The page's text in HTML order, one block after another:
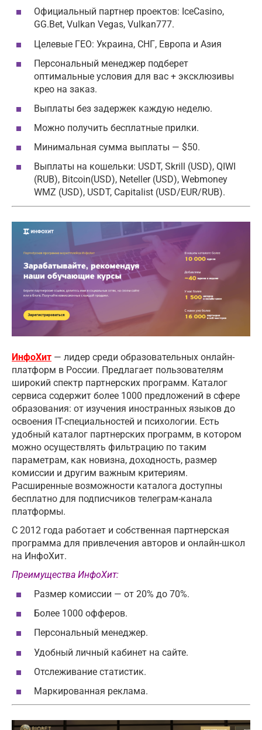
Официальный партнер проектов: IceCasino,
GG.Bet, Vulkan Vegas, Vulkan777.
Целевые ГЕО: Украина, СНГ, Европа и Азия
Персональный менеджер подберет
оптимальные условия для вас + эксклюзивы
крео на заказ.
Выплаты без задержек каждую неделю.
Можно получить бесплатные прилки.
Минимальная сумма выплаты — $50.
Выплаты на кошельки: USDT, Skrill (USD), QIWI
(RUB), Bitcoin(USD), Neteller (USD), Webmoney
WMZ (USD), USDT, Capitalist (USD/EUR/RUB).
ИнфоХит — лидер среди образовательных онлайн-
платформ в России. Предлагает пользователям
широкий спектр партнерских программ. Каталог
сервиса содержит более 1000 предложений в сфере
образования: от изучения иностранных языков до
освоения IT-специальностей и психологии. Есть
удобный каталог партнерских программ, в котором
можно осуществлять фильтрацию по таким
параметрам, как новизна, доходность, размер
комиссии и другим важным критериям.
Расширенные возможности каталога доступны
бесплатно для подписчиков телеграм-канала
платформы.
С 2012 года работает и собственная партнерская
программа для привлечения авторов и онлайн-школ
на ИнфоХит.
Преимущества ИнфоХит:
Размер комиссии — от 20% до 70%.
Более 1000 офферов.
Персональный менеджер.
Удобный личный кабинет на сайте.
Отслеживание статистик.
Маркированная реклама.